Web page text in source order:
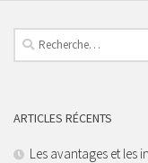
Rechercher :
ARTICLES RÉCENTS
Les avantages et les